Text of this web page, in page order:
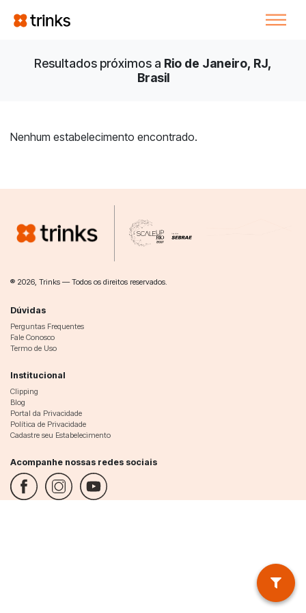
Resultados próximos a Rio de Janeiro, RJ,
Brasil
Nenhum estabelecimento encontrado.
® 2026, Trinks — Todos os direitos reservados.
Dúvidas
Perguntas Frequentes
Fale Conosco
Termo de Uso
Institucional
Clipping
Blog
Portal da Privacidade
Política de Privacidade
Cadastre seu Estabelecimento
Acompanhe nossas redes sociais